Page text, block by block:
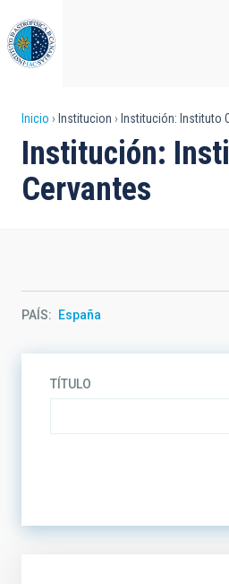
al
contenido
principal
Sobrescribir
enlaces
de
navegación
Inicio Institucion Institución: Instituto
Institución:
Cervantes
PAÍS España
TÍTULO